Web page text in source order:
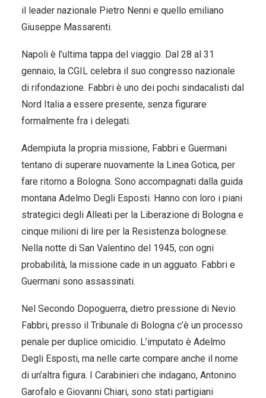
il leader nazionale Pietro Nenni e quello emiliano
Giuseppe Massarenti.
Napoli è l’ultima tappa del viaggio. Dal 28 al 31
gennaio, la CGIL celebra il suo congresso nazionale
di rifondazione. Fabbri è uno dei pochi sindacalisti dal
Nord Italia a essere presente, senza figurare
formalmente fra i delegati.
Adempiuta la propria missione, Fabbri e Guermani
tentano di superare nuovamente la Linea Gotica, per
fare ritorno a Bologna. Sono accompagnati dalla guida
montana Adelmo Degli Esposti. Hanno con loro i piani
strategici degli Alleati per la Liberazione di Bologna e
cinque milioni di lire per la Resistenza bolognese.
Nella notte di San Valentino del 1945, con ogni
probabilità, la missione cade in un agguato. Fabbri e
Guermani sono assassinati.
Nel Secondo Dopoguerra, dietro pressione di Nevio
Fabbri, presso il Tribunale di Bologna c’è un processo
penale per duplice omicidio. L’imputato è Adelmo
Degli Esposti, ma nelle carte compare anche il nome
di un’altra figura. I Carabinieri che indagano, Antonino
Garofalo e Giovanni Chiari, sono stati partigiani